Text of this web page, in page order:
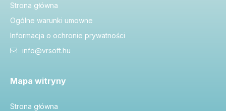
Strona główna
Ogólne warunki umowne
Informacja o ochronie prywatności
info@vrsoft.hu
Mapa witryny
Strona główna